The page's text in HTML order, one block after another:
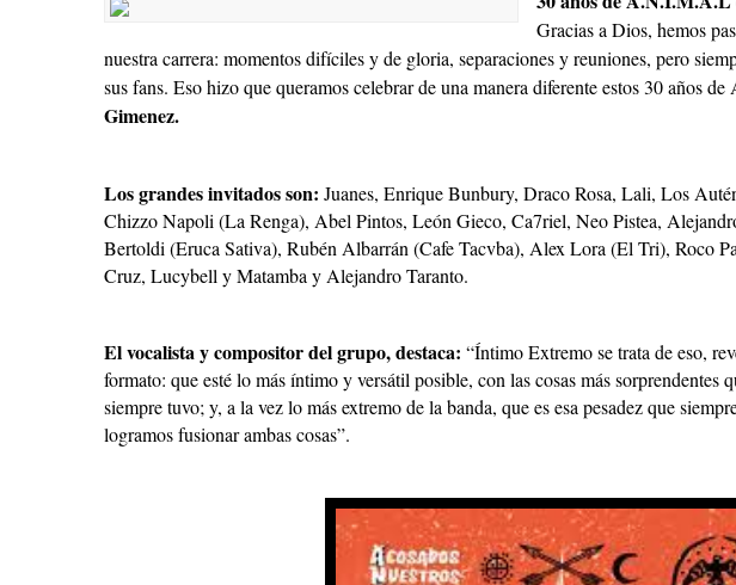
Gracias a Dios, hemos
nuestra carrera: momentos difíciles y de gloria, separaciones y reuniones, pero
sus fans. Eso hizo que queramos celebrar de una manera diferente estos 30 años
Gimenez.
Los grandes invitados son: Juanes, Enrique Bunbury, Draco Rosa, Lali, Los
Chizzo Napoli (La Renga), Abel Pintos, León Gieco, Ca7riel, Neo Pistea,
Bertoldi (Eruca Sativa), Rubén Albarrán (Cafe Tacvba), Alex Lora (El Tri), Roco
Cruz, Lucybell y Matamba y Alejandro Taranto.
El vocalista y compositor del grupo, destaca: “Íntimo Extremo se trata de eso,
formato: que esté lo más íntimo y versátil posible, con las cosas más
siempre tuvo; y, a la vez lo más extremo de la banda, que es esa pesadez que
logramos fusionar ambas cosas”.